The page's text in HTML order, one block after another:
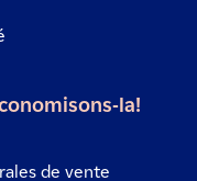
la!
de vente